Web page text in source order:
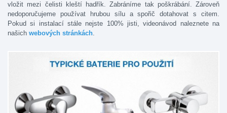
vložit mezi čelisti kleští hadřík. Zabráníme tak poškrábání. Zároveň
nedoporučujeme používat hrubou sílu a spořič dotahovat s citem.
Pokud si instalací stále nejste 100% jisti, videonávod naleznete na
našich webových stránkách.